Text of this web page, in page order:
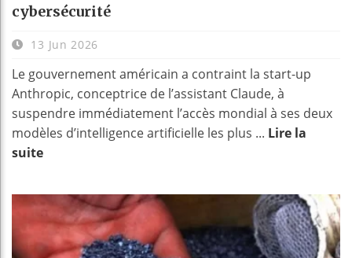
cybersécurité
13 Jun 2026
Le gouvernement américain a contraint la start-up
Anthropic, conceptrice de l’assistant Claude, à
suspendre immédiatement l’accès mondial à ses deux
modèles d’intelligence artificielle les plus ... Lire la
suite